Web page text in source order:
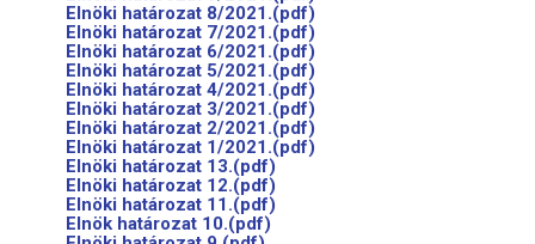
Elnöki határozat 8/2021.(pdf)
Elnöki határozat 7/2021.(pdf)
Elnöki határozat 6/2021.(pdf)
Elnöki határozat 5/2021.(pdf)
Elnöki határozat 4/2021.(pdf)
Elnöki határozat 3/2021.(pdf)
Elnöki határozat 2/2021.(pdf)
Elnöki határozat 1/2021.(pdf)
Elnöki határozat 13.(pdf)
Elnöki határozat 12.(pdf)
Elnöki határozat 11.(pdf)
Elnök határozat 10.(pdf)